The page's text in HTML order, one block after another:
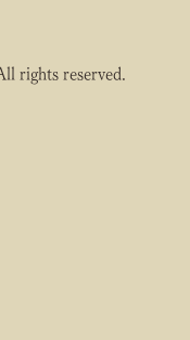
rights reserved.